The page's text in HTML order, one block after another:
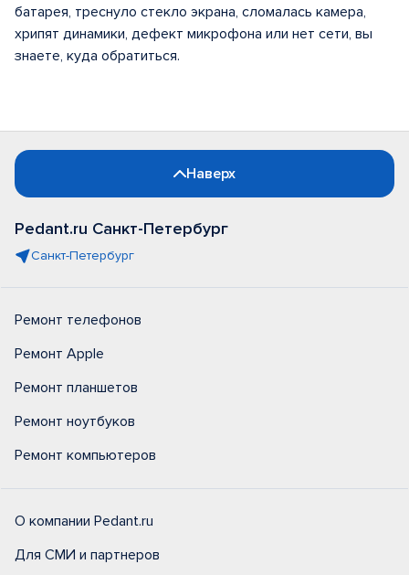
батарея, треснуло стекло экрана, сломалась камера,
хрипят динамики, дефект микрофона или нет сети, вы
знаете, куда обратиться.
Наверх
Pedant.ru Санкт-Петербург
Санкт-Петербург
Ремонт телефонов
Ремонт Apple
Ремонт планшетов
Ремонт ноутбуков
Ремонт компьютеров
О компании Pedant.ru
Для СМИ и партнеров